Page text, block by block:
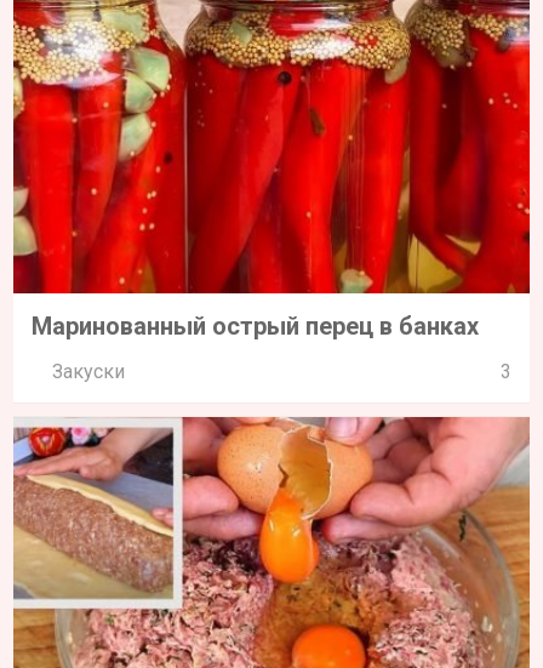
Маринованный острый перец в банках
Закуски 3